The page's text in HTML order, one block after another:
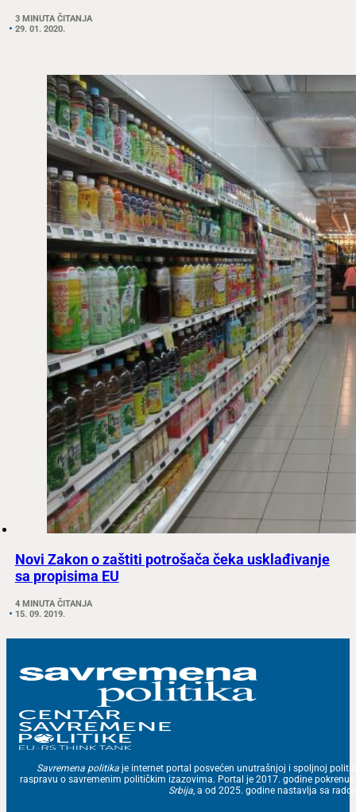
3 MINUTA ČITANJA
29. 01. 2020.
Novi Zakon o zaštiti potrošača čeka usklađivanje
sa propisima EU
4 MINUTA ČITANJA
15. 09. 2019.
Savremena politika je internet portal posvećen unutrašnjoj i spoljnoj
raspravu o savremenim političkim izazovima. Portal je 2017. godine
Srbija, a od 2025. godine nastavlja sa